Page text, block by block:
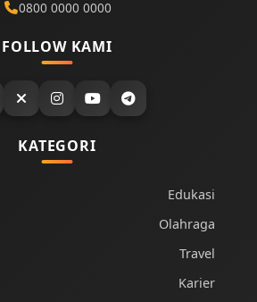
0800 0000 0000
FOLLOW KAMI
KATEGORI
Edukasi
Olahraga
Travel
Karier